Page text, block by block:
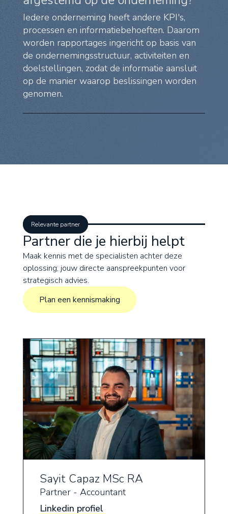
Iedere onderneming heeft andere KPI's,
processen en informatiebehoeften. Daarom
worden rapportages ingericht op basis van
de ondernemingsstructuur, activiteiten en
doelstellingen, zodat de informatie aansluit
op de manier waarop beslissingen worden
genomen.
Relevante partner
Partner die je hierbij helpt
Maak kennis met de specialisten achter deze
oplossing; jouw directe aanspreekpunten voor
strategisch advies.
Plan een kennismaking
Sayit Capaz MSc RA
Partner - Accountant
Linkedin profiel